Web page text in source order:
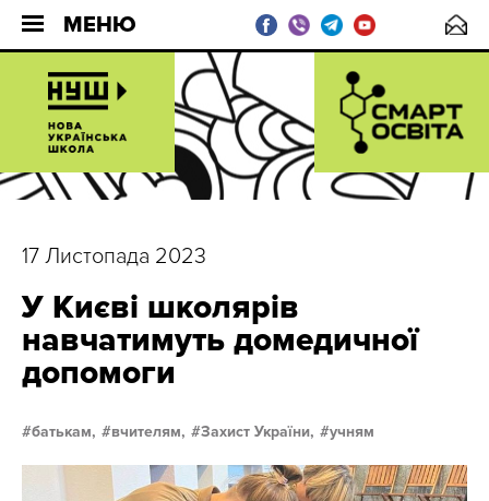
МЕНЮ
17 Листопада 2023
У Києві школярів
навчатимуть домедичної
допомоги
батькам, вчителям, Захист України, учням